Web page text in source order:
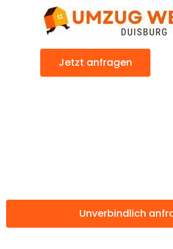
Jetzt anfragen
Unverbindlich